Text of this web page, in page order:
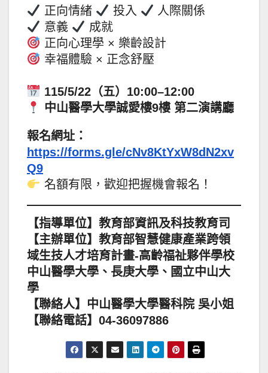
正向情緒 投入
人際關係
意義
成就
正向心理學 × 樂齡設計
幸福體驗 × 正念舒壓
115/5/22（五）10:00–12:00
中山醫學大學誠愛樓9樓 第二演講廳
報名網址：
https://forms.gle/cNv8KtYxW8dN2xv
Q9
名額有限，歡迎把握機會報名！
【指導單位】教育部資訊及科技教育司
【主辦單位】教育部智慧健康產業跨領
域生技人才培育計畫-高齡福祉夥伴學校
中山醫學大學、長庚大學、國立中山大
學
【聯絡人】中山醫學大學醫科院 吳小姐
【聯絡電話】04-36097886